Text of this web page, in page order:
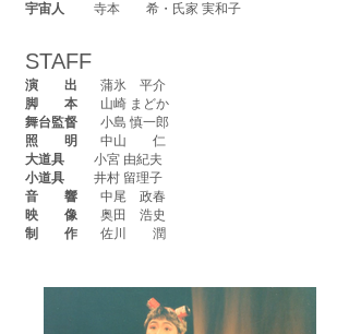
宇宙人 寺本 希・氏家 実和子
STAFF
演 出 蒲氷 平介
脚 本 山崎 まどか
舞台監督 小島 慎一郎
照 明 中山 仁
大道具 小宮 由紀夫
小道具 井村 留理子
音 響 中尾 政春
映 像 奥田 浩史
制 作 佐川 潤